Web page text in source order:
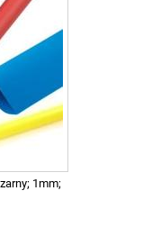
1mm;